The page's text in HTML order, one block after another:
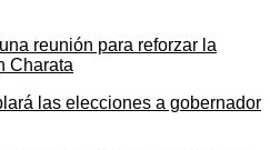
reunión para reforzar la
Charata